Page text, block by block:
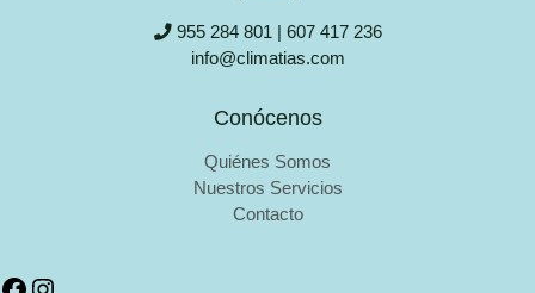
955 284 801 | 607 417 236
info@climatias.com
Conócenos
Quiénes Somos
Nuestros Servicios
Contacto